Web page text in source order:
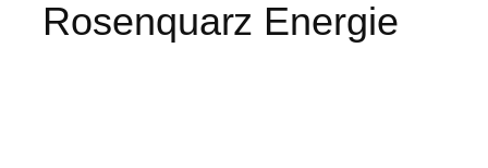
Rosenquarz Energie